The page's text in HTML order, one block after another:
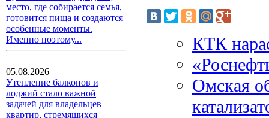
место, где собирается семья,
готовится пища и создаются
особенные моменты.
Именно поэтому...
05.08.2026
Утепление балконов и
лоджий стало важной
задачей для владельцев
квартир, стремящихся
КТК
Омская